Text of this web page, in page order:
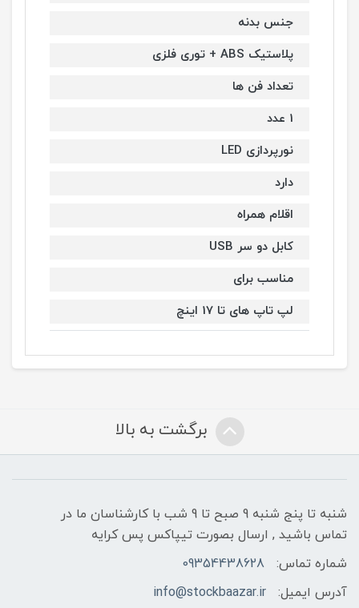
جنس بدنه
پلاستیک ABS + توری فلزی
تعداد فن ها
1 عدد
نورپردازی LED
دارد
اقلام همراه
کابل دو سر USB
مناسب برای
لپ تاپ های تا 17 اینچ
برگشت به بالا
شنبه تا پنج شنبه 9 صبح تا 9 شب با کارشناسان ما در
تماس باشید , ارسال بصورت تیپاکس پس کرایه
شماره تماس:
09354438628
آدرس ایمیل:
info@stockbaazar.ir